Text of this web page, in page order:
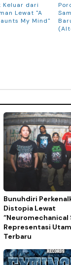
Keluar dari
Lewat "A
My Mind"
Bunuhdiri
Distopia Lewat
“Neuromechanical
Representasi
Terbaru